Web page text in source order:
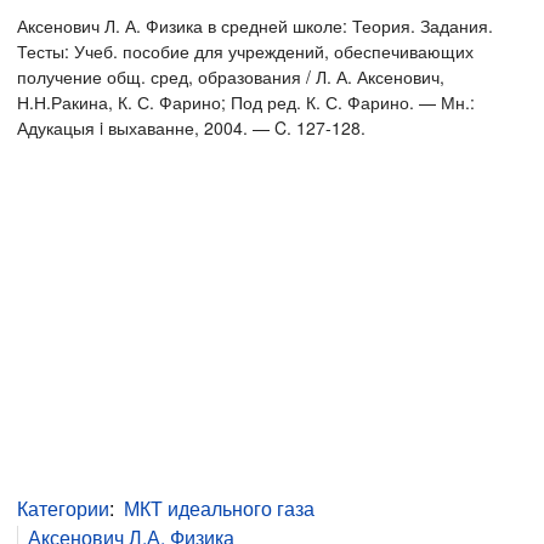
Аксенович Л. А. Физика в средней школе: Теория. Задания.
Тесты: Учеб. пособие для учреждений, обеспечивающих
получение общ. сред, образования / Л. А. Аксенович,
Н.Н.Ракина, К. С. Фарино; Под ред. К. С. Фарино. — Мн.:
Адукацыя i выхаванне, 2004. — C. 127-128.
Категории: МКТ идеального газа
Аксенович Л.А. Физика